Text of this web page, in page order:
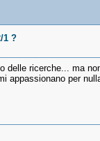
1 ?
ricerche... ma
appassionano per